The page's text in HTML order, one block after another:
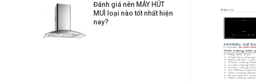
Đánh giá nên MÁY HÚT
MUÌ loại nào tốt nhất hiện
nay?